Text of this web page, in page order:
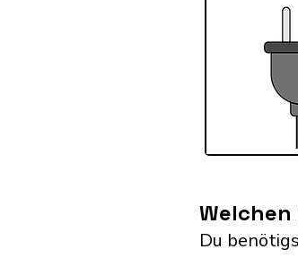
Du